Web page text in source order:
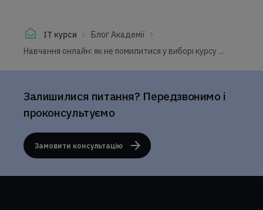
IT курси
Блог Академії
Навчання онлайн: як не помилитися у виборі курсу і успішно дійти до фінішу
Залишилися питання? Передзвонимо і
проконсультуємо
Замовити консультацію